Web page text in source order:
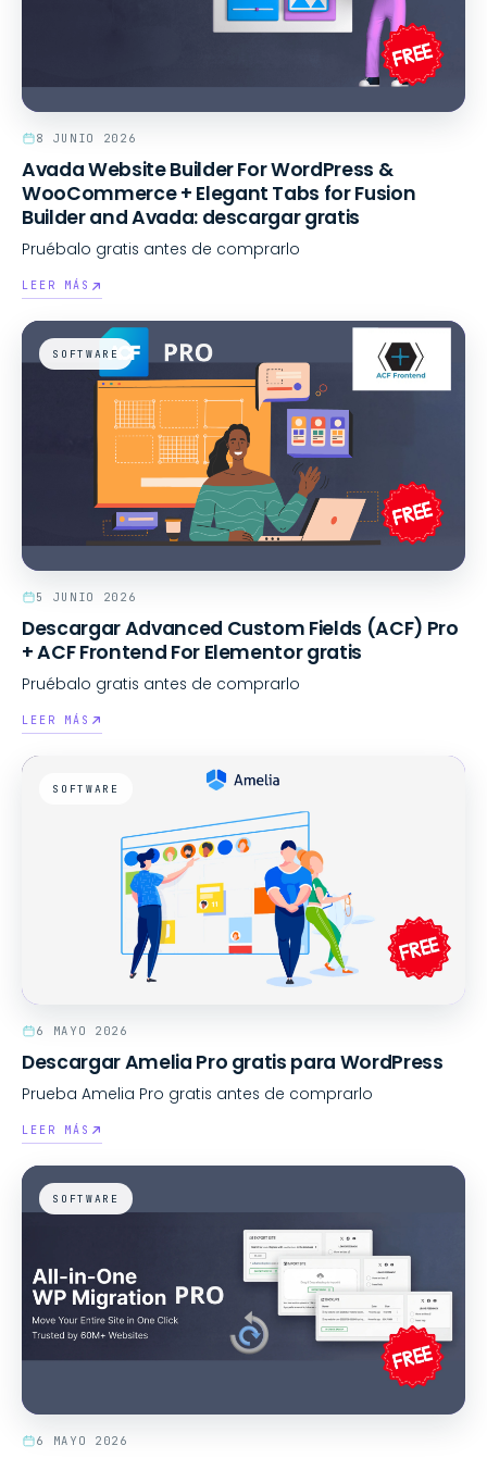
info@moiseefweb.com
+34 610 607 725
+34 671 451 634
Revienta algo
8 JUNIO 2026
Avada Website Builder For WordPress &
WooCommerce + Elegant Tabs for Fusion
Builder and Avada: descargar gratis
Pruébalo gratis antes de comprarlo
LEER MÁS
SOFTWARE
5 JUNIO 2026
Descargar Advanced Custom Fields (ACF) Pro
+ ACF Frontend For Elementor gratis
Pruébalo gratis antes de comprarlo
LEER MÁS
SOFTWARE
6 MAYO 2026
Descargar Amelia Pro gratis para WordPress
Prueba Amelia Pro gratis antes de comprarlo
LEER MÁS
SOFTWARE
6 MAYO 2026